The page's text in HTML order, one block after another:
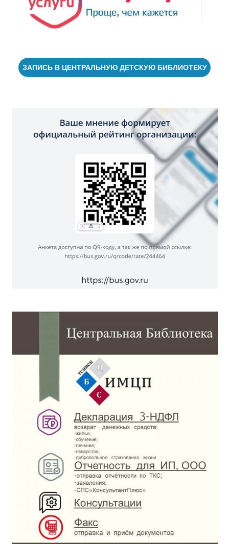
ЗАПИСЬ В ЦЕНТРАЛЬНУЮ ДЕТСКУЮ БИБЛИОТЕКУ